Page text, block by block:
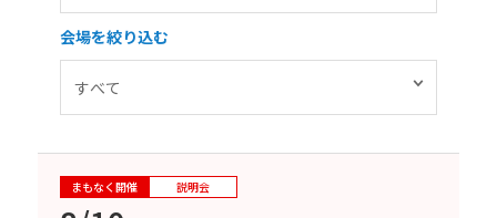
会場を絞り込む
まもなく開催 説明会